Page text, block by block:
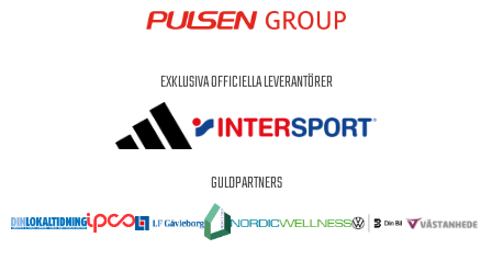
EXKLUSIVA OFFICIELLA LEVERANTÖRER
GULDPARTNERS